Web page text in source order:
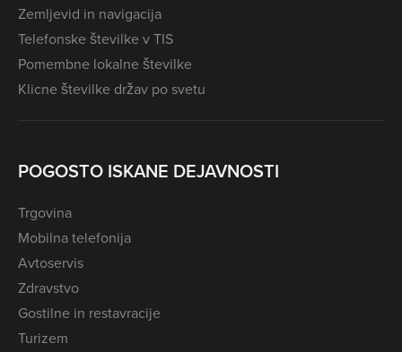
Zemljevid in navigacija
Telefonske številke v TIS
Pomembne lokalne številke
Klicne številke držav po svetu
POGOSTO ISKANE DEJAVNOSTI
Trgovina
Mobilna telefonija
Avtoservis
Zdravstvo
Gostilne in restavracije
Turizem